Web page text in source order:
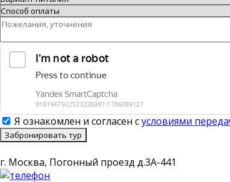
Я ознакомлен и согласен сусловиями
Забронировать тур
г. Москва, Погонный проезд д.3А-441